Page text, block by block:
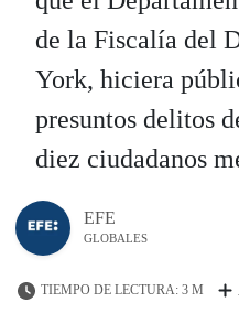
de la Fiscalía del
York, hiciera
presuntos delitos
diez ciudadanos
EFE
GLOBALES
TIEMPO DE LECTURA: 3 M